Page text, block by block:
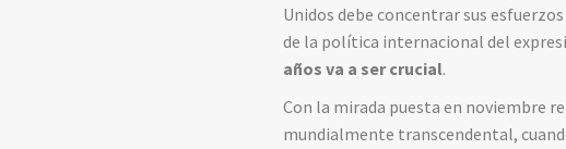
Unidos debe concentrar sus
de la política internacional del
años va a ser crucial.
Con la mirada puesta en noviembre
mundialmente transcendental,